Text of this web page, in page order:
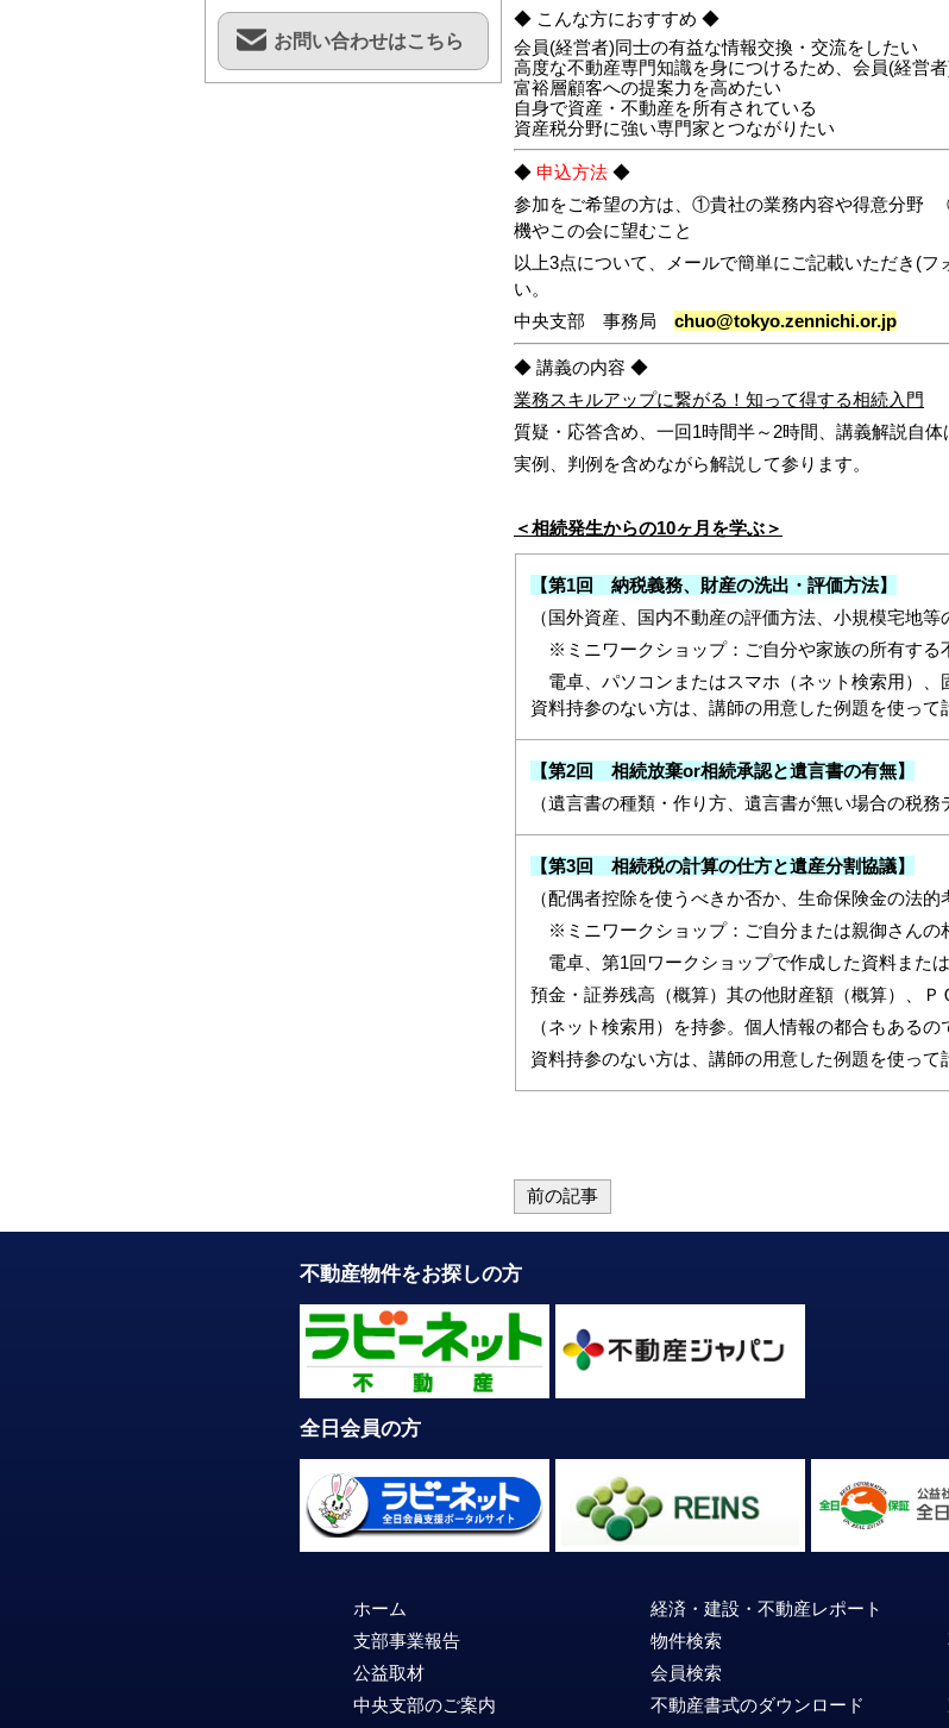
お問い合わせはこちら
◆ こんな方におすすめ ◆
会員(経営者)同士の有益な情報交換・交流をしたい
高度な不動産専門知識を身につけるため、会員(経営
富裕層顧客への提案力を高めたい
自身で資産・不動産を所有されている
資産税分野に強い専門家とつながりたい
◆ 申込方法 ◆
参加をご希望の方は、①貴社の業務内容や得意分野
機やこの会に望むこと
以上3点について、メールで簡単にご記載いただき(
い。
中央支部 事務局 chuo@tokyo.zennichi.or.jp
◆ 講義の内容 ◆
業務スキルアップに繋がる！知って得する相続入門
質疑・応答含め、一回1時間半～2時間、講義解説自
実例、判例を含めながら解説して参ります。
＜相続発生からの10ヶ月を学ぶ＞
【第1回 納税義務、財産の洗出・評価方法】
（国外資産、国内不動産の評価方法、小規模宅地等
※ミニワークショップ：ご自分や家族の所有する
電卓、パソコンまたはスマホ（ネット検索用）、
資料持参のない方は、講師の用意した例題を使って
【第2回 相続放棄or相続承認と遺言書の有無】
（遺言書の種類・作り方、遺言書が無い場合の税務
【第3回 相続税の計算の仕方と遺産分割協議】
（配偶者控除を使うべきか否か、生命保険金の法的
※ミニワークショップ：ご自分または親御さんの
電卓、第1回ワークショップで作成した資料または
預金・証券残高（概算）其の他財産額（概算）、Ｐ
（ネット検索用）を持参。個人情報の都合もあるの
資料持参のない方は、講師の用意した例題を使って
前の記事
不動産物件をお探しの方
全日会員の方
ホーム
支部事業報告
公益取材
中央支部のご案内
経済・建設・不動産レポート
物件検索
会員検索
不動産書式のダウンロード